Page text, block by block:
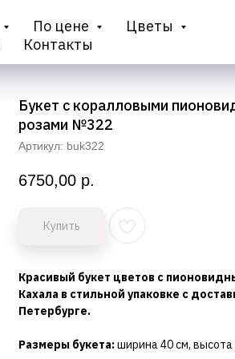
По цене
Цветы
Контакты
Букет с коралловыми
розами №322
Артикул: buk322
6750,00 р.
Купить
Красивый букет цветов с
Кахала в стильной упаковке с
Петербурге.
Размеры букета:ширина 40 см, высота